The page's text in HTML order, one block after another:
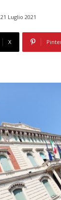
21 Luglio 2021
X